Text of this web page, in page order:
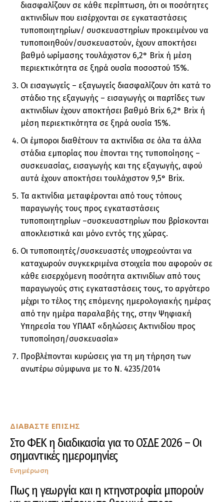
ΔΙΑΒΑΣΤΕ ΕΠΙΣΗΣ
Στο ΦΕΚ η διαδικασία για το ΟΣΔΕ 2026 – Οι
σημαντικές ημερομηνίες
Ενημέρωση
Πως η γεωργία και η κτηνοτροφία μπορούν
διασφαλίζουν σε κάθε περίπτωση, ότι οι ποσότητες
ακτινιδίων που εισέρχονται σε εγκαταστάσεις
τυποποιητηρίων/ συσκευαστηρίων προκειμένου να
τυποποιηθούν/συσκευαστούν, έχουν αποκτήσει
βαθμό ωρίμασης τουλάχιστον 6,2° Brix ή μέση
περιεκτικότητα σε ξηρά ουσία ποσοστού 15%.
Οι εισαγωγείς – εξαγωγείς διασφαλίζουν ότι κατά το
στάδιο της εξαγωγής – εισαγωγής οι παρτίδες των
ακτινιδίων έχουν αποκτήσει βαθμό Brix 6,2° Brix ή
μέση περιεκτικότητα σε ξηρά ουσία 15%.
Οι έμποροι διαθέτουν τα ακτινίδια σε όλα τα άλλα
στάδια εμπορίας που έπονται της τυποποίησης –
συσκευασίας, εισαγωγής και της εξαγωγής, αφού
αυτά έχουν αποκτήσει τουλάχιστον 9,5° Brix.
Τα ακτινίδια μεταφέρονται από τους τόπους
παραγωγής τους προς εγκαταστάσεις
τυποποιητηρίων –συσκευαστηρίων που βρίσκονται
αποκλειστικά και μόνο εντός της χώρας.
Οι τυποποιητές/συσκευαστές υποχρεούνται να
καταχωρούν συγκεκριμένα στοιχεία που αφορούν σε
κάθε εισερχόμενη ποσότητα ακτινιδίων από τους
παραγωγούς στις εγκαταστάσεις τους, το αργότερο
μέχρι το τέλος της επόμενης ημερολογιακής ημέρας
από την ημέρα παραλαβής της, στην Ψηφιακή
Υπηρεσία του ΥΠΑΑΤ «δηλώσεις Ακτινιδίου προς
τυποποίηση/συσκευασία»
Προβλέπονται κυρώσεις για τη μη τήρηση των
ανωτέρω σύμφωνα με το Ν. 4235/2014